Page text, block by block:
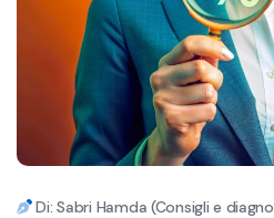
Di: Sabri Hamda (Consigli e